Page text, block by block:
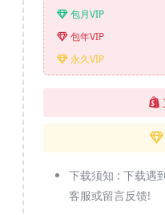
包月VIP
包年VIP
永久VIP
下载须知 : 下载遇
客服或留言反馈!